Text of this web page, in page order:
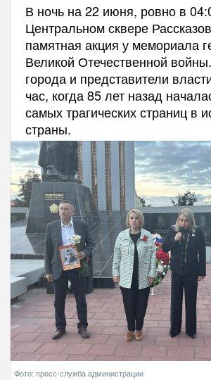
В ночь на 22 июня, ровно в
Центральном сквере
памятная акция у мемориала
Великой Отечественной
города и представители
час, когда 85 лет назад
самых трагических страниц в
страны.
Фото: пресс-служба администрации